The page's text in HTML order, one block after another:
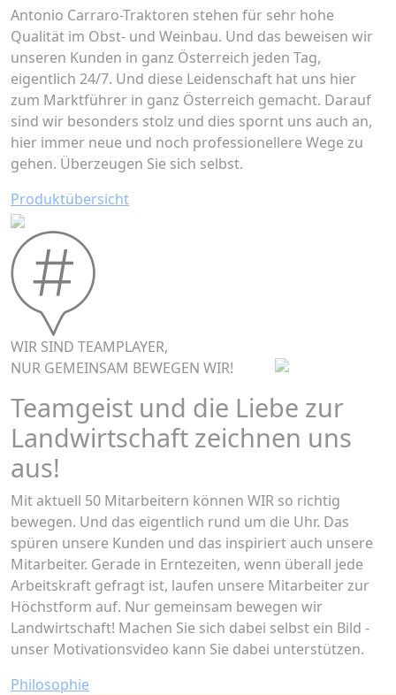
Antonio Carraro-Traktoren stehen für sehr hohe
Qualität im Obst- und Weinbau. Und das beweisen wir
unseren Kunden in ganz Österreich jeden Tag,
eigentlich 24/7. Und diese Leidenschaft hat uns hier
zum Marktführer in ganz Österreich gemacht. Darauf
sind wir besonders stolz und dies spornt uns auch an,
hier immer neue und noch professionellere Wege zu
gehen. Überzeugen Sie sich selbst.
Produktübersicht
WIR SIND TEAMPLAYER,
NUR GEMEINSAM BEWEGEN WIR!
Teamgeist und die Liebe zur
Landwirtschaft zeichnen uns
aus!
Mit aktuell 50 Mitarbeitern können WIR so richtig
bewegen. Und das eigentlich rund um die Uhr. Das
spüren unsere Kunden und das inspiriert auch unsere
Mitarbeiter. Gerade in Erntezeiten, wenn überall jede
Arbeitskraft gefragt ist, laufen unsere Mitarbeiter zur
Höchstform auf. Nur gemeinsam bewegen wir
Landwirtschaft! Machen Sie sich dabei selbst ein Bild -
unser Motivationsvideo kann Sie dabei unterstützen.
Philosophie